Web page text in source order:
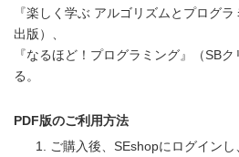
『楽しく学ぶ アルゴリズムとプログ
出版）、
『なるほど！プログラミング』（SB
る。
PDF版のご利用方法
ご購入後、SEshopにログイン